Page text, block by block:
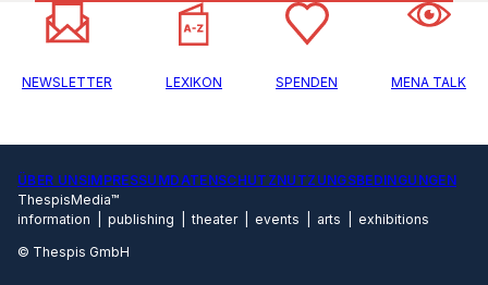
NEWSLETTER LEXIKON SPENDEN MENA TALK
ÜBER UNSIMPRESSUMDATENSCHUTZNUTZUNGSBEDINGUNGEN
ThespisMedia™
information | publishing | theater | events | arts | exhibitions
© Thespis GmbH